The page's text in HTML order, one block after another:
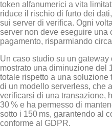
token alfanumerici a vita
riduce il rischio di furto dei
sui server di verifica. Ogni
server non deve eseguire una
pagamento, risparmiando
Un caso studio su un gateway
mostrato una diminuzione del
totale rispetto a una soluzione
di un modello serverless, che
verificarsi di una transazione,
30 % e ha permesso di
sotto i 150 ms, garantendo al
conforme al GDPR.